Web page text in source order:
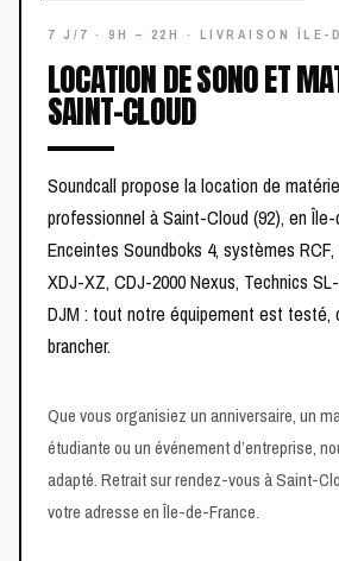
LOCATION DE SONO ET
SAINT-CLOUD
Soundcall propose la location de
professionnel à Saint-Cloud (92), en
Enceintes Soundboks 4, systèmes
XDJ-XZ, CDJ-2000 Nexus, Technics
DJM : tout notre équipement est testé,
brancher.
Que vous organisiez un anniversaire, un
étudiante ou un événement d’entreprise,
adapté. Retrait sur rendez-vous à Saint-
votre adresse en Île-de-France.